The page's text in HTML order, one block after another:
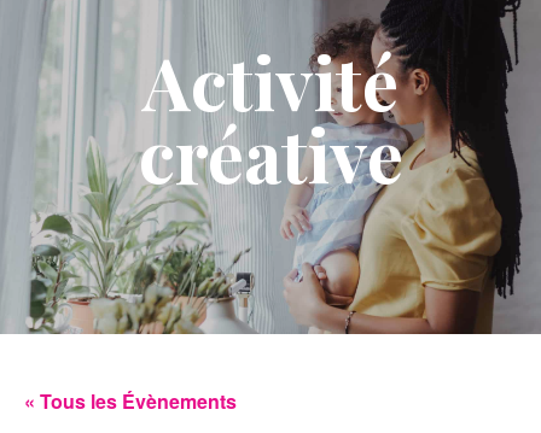
Activité
créative
« Tous les Évènements